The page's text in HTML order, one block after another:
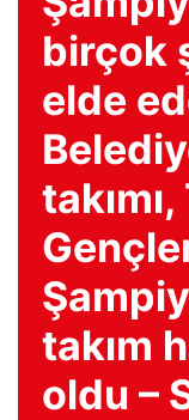
birçok
elde
takım
oldu –